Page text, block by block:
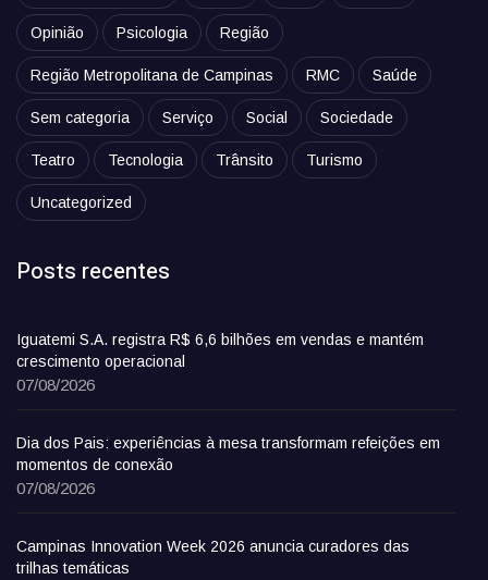
Opinião Psicologia Região
Região Metropolitana de Campinas RMC Saúde
Sem categoria Serviço Social Sociedade
Teatro Tecnologia Trânsito Turismo
Uncategorized
Posts recentes
Iguatemi S.A. registra R$ 6,6 bilhões em vendas e mantém
crescimento operacional
07/08/2026
Dia dos Pais: experiências à mesa transformam refeições em
momentos de conexão
07/08/2026
Campinas Innovation Week 2026 anuncia curadores das
trilhas temáticas